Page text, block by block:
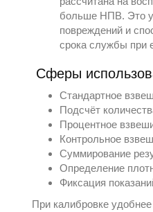
больше НПВ. Это
повреждений и
срока службы при
Сферы
Стандартное
Подсчёт
Процентное
Контрольное
Суммирование
Определение
Фиксация
При калибровке